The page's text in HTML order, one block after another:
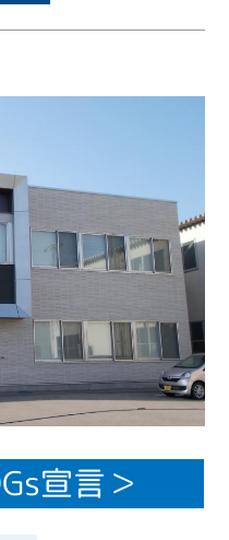
宣言＞